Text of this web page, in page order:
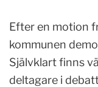
Efter en motion
kommunen
Självklart finns
deltagare i